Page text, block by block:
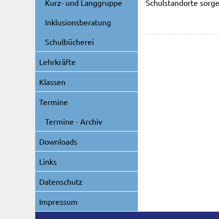
Schulstandorte
Kurz- und Langgruppe
Inklusionsberatung
Schulbücherei
Lehrkräfte
Klassen
Termine
Termine - Archiv
Downloads
Links
Datenschutz
Impressum